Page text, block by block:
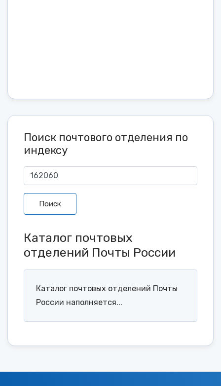
Поиск почтового отделения по
индексу
Поиск
Каталог почтовых
отделений Почты России
Каталог почтовых отделений Почты
России наполняется...